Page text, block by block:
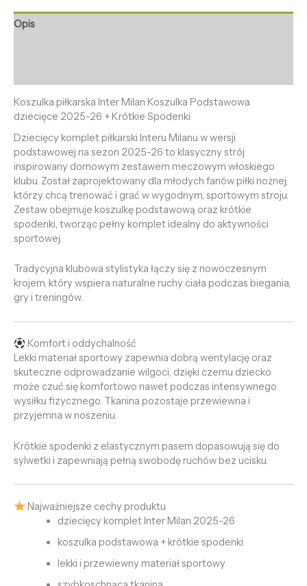
Opis
Koszulka piłkarska Inter Milan Koszulka Podstawowa
dziecięce 2025-26 + Krótkie Spodenki
Dziecięcy komplet piłkarski Interu Milanu w wersji
podstawowej na sezon 2025-26 to klasyczny strój
inspirowany domowym zestawem meczowym włoskiego
klubu. Został zaprojektowany dla młodych fanów piłki nożnej,
którzy chcą trenować i grać w wygodnym, sportowym stroju.
Zestaw obejmuje koszulkę podstawową oraz krótkie
spodenki, tworząc pełny komplet idealny do aktywności
sportowej.
Tradycyjna klubowa stylistyka łączy się z nowoczesnym
krojem, który wspiera naturalne ruchy ciała podczas biegania,
gry i treningów.
Komfort i oddychalność
Lekki materiał sportowy zapewnia dobrą wentylację oraz
skuteczne odprowadzanie wilgoci, dzięki czemu dziecko
może czuć się komfortowo nawet podczas intensywnego
wysiłku fizycznego. Tkanina pozostaje przewiewna i
przyjemna w noszeniu.
Krótkie spodenki z elastycznym pasem dopasowują się do
sylwetki i zapewniają pełną swobodę ruchów bez ucisku.
Najważniejsze cechy produktu
dziecięcy komplet Inter Milan 2025-26
koszulka podstawowa + krótkie spodenki
lekki i przewiewny materiał sportowy